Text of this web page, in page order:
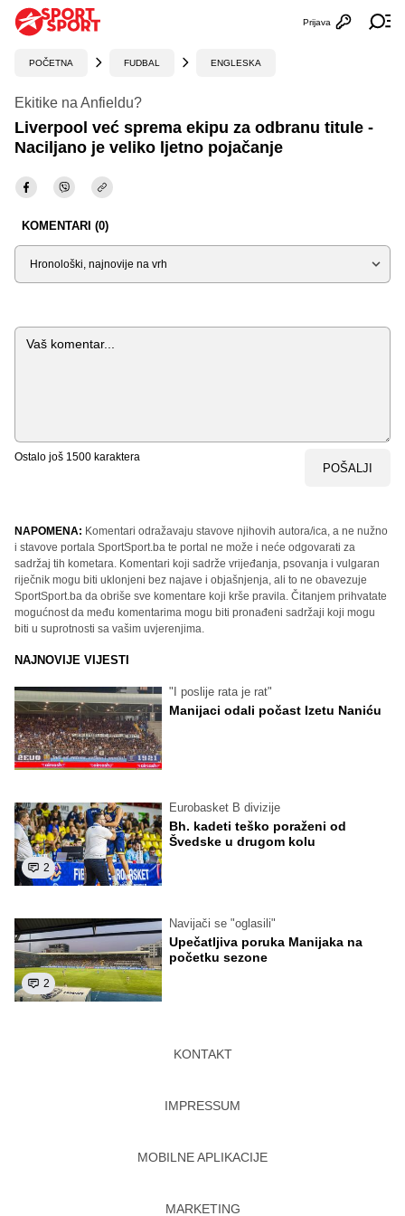
Otvori
Prijava
POČETNA FUDBAL ENGLESKA
Ekitike na Anfieldu?
Liverpool već sprema ekipu za odbranu titule -
Naciljano je veliko ljetno pojačanje
KOMENTARI (0)
Sortiraj
Komentar
Ostalo još 1500 karaktera
POŠALJI
NAPOMENA: Komentari odražavaju stavove njihovih autora/ica, a ne nužno
i stavove portala SportSport.ba te portal ne može i neće odgovarati za
sadržaj tih kometara. Komentari koji sadrže vrijeđanja, psovanja i vulgaran
riječnik mogu biti uklonjeni bez najave i objašnjenja, ali to ne obavezuje
SportSport.ba da obriše sve komentare koji krše pravila. Čitanjem prihvatate
mogućnost da među komentarima mogu biti pronađeni sadržaji koji mogu
biti u suprotnosti sa vašim uvjerenjima.
NAJNOVIJE VIJESTI
"I poslije rata je rat"
Manijaci odali počast Izetu Naniću
2
Eurobasket B divizije
Bh. kadeti teško poraženi od
Švedske u drugom kolu
2
Navijači se "oglasili"
Upečatljiva poruka Manijaka na
početku sezone
KONTAKT
IMPRESSUM
MOBILNE APLIKACIJE
MARKETING